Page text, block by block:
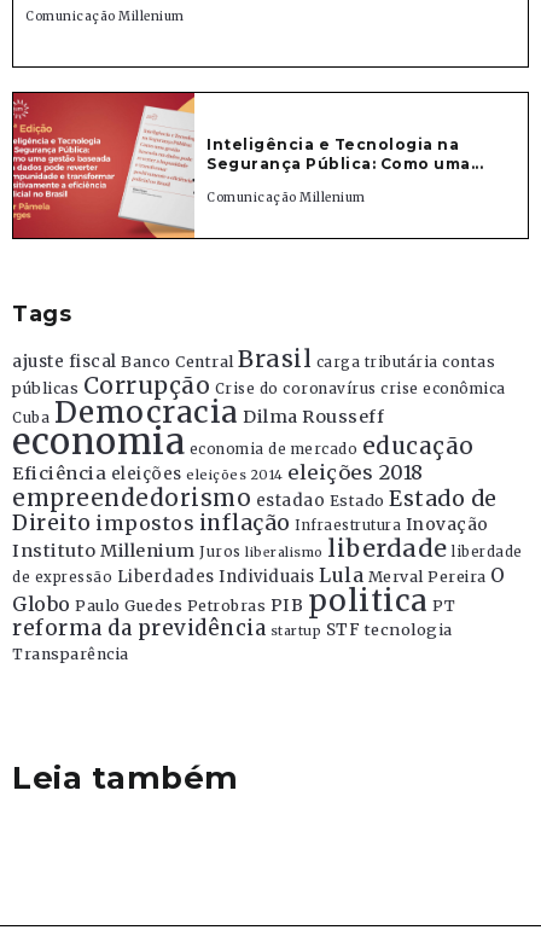
Comunicação Millenium
Inteligência e Tecnologia na
Segurança Pública: Como uma...
Comunicação Millenium
Tags
ajuste fiscal Banco Central Brasil carga tributária contas
públicas Corrupção Crise do coronavírus crise econômica
Cuba Democracia Dilma Rousseff
economia economia de mercado educação
Eficiência eleições eleições 2014 eleições 2018
empreendedorismo estadao Estado Estado de
Direito impostos inflação Infraestrutura Inovação
Instituto Millenium Juros liberalismo liberdade liberdade
de expressão Liberdades Individuais Lula Merval Pereira O
Globo Paulo Guedes Petrobras PIB politica PT
reforma da previdência startup STF tecnologia
Transparência
Leia também